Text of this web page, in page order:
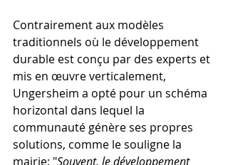
Contrairement aux modèles
traditionnels où le développement
durable est conçu par des experts et
mis en œuvre verticalement,
Ungersheim a opté pour un schéma
horizontal dans lequel la
communauté génère ses propres
solutions, comme le souligne la
mairie: "Souvent, le développement